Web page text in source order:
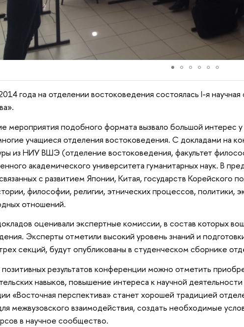
года на отделении востоковедения состоялась I-я
мероприятия подобного формата вызвало большой интерес
учащиеся отделения востоковедения. С докладами на
из НИУ ВШЭ (отделение востоковедения, факультет
академического университета гуманитарных наук. В
с развитием Японии, Китая, государств Корейского
философии, религии, этнических процессов, политики,
отношений.
оценивали экспертные комиссии, в состав которых
Эксперты отметили высокий уровень знаний и
секций, будут опубликованы в студенческом сборнике
позитивных результатов конференции можно отметить
навыков, повышение интереса к научной
«Восточная перспектива» станет хорошей традицией
межвузовского взаимодействия, создать необходимые
в научное сообщество.